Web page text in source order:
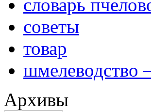
словарь
советы
товар
шмелеводство
Архивы